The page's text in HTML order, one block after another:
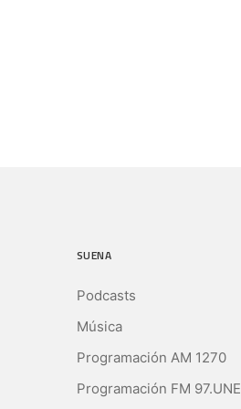
SUENA
Podcasts
Música
Programación AM 1270
Programación FM 97.UNE